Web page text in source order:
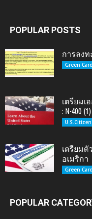
POPULAR POSTS
การลงท
Green Card
เตรียมเ
: N-400 (1)
เตรียมตั
อเมริกา
Green Card
POPULAR